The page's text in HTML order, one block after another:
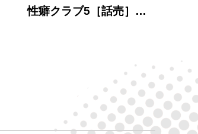
性癖クラブ5［話売］…